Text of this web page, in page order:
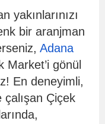
yakınlarınızı
bir aranjman
Adana
gönül
En deneyimli,
çalışan Çiçek